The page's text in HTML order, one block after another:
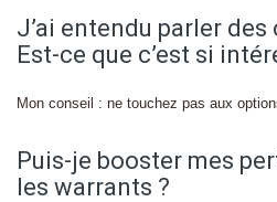
J’ai entendu parler
Est-ce que c’est si
Mon conseil : ne touchez pas aux
Puis-je booster mes
les warrants ?